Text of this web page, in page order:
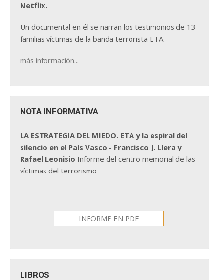
Netflix.
Un documental en él se narran los testimonios de 13
familias víctimas de la banda terrorista ETA.
más información...
NOTA INFORMATIVA
LA ESTRATEGIA DEL MIEDO. ETA y la espiral del
silencio en el País Vasco - Francisco J. Llera y
Rafael Leonisio Informe del centro memorial de las
víctimas del terrorismo
INFORME EN PDF
LIBROS